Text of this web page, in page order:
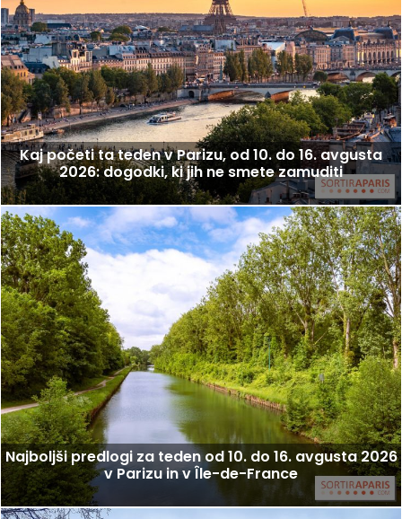
Kaj početi ta teden v Parizu, od 10. do 16. avgusta
2026: dogodki, ki jih ne smete zamuditi
Najboljši predlogi za teden od 10. do 16. avgusta 2026
v Parizu in v Île-de-France